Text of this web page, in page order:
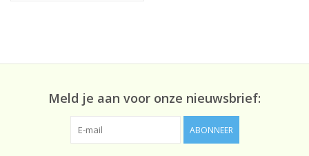
Meld je aan voor onze nieuwsbrief:
ABONNEER